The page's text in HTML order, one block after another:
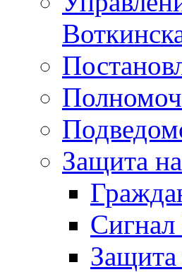
Защита
Защита